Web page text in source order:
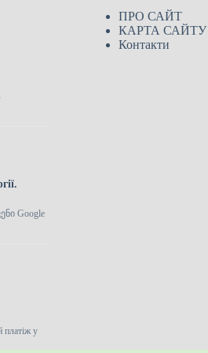
Google
платіж у
ПРО САЙТ
КАРТА САЙТУ
Контакти